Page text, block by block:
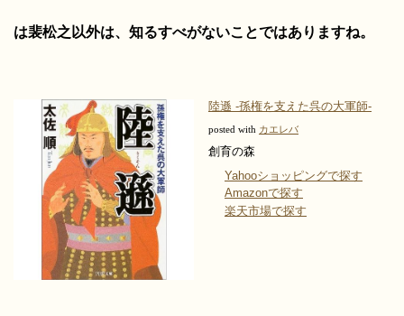
は裴松之以外は、知るすべがないことではありますね。
陸遜 -孫権を支えた呉の大軍師-
posted with カエレバ
創育の森
Yahooショッピングで探す
Amazonで探す
楽天市場で探す